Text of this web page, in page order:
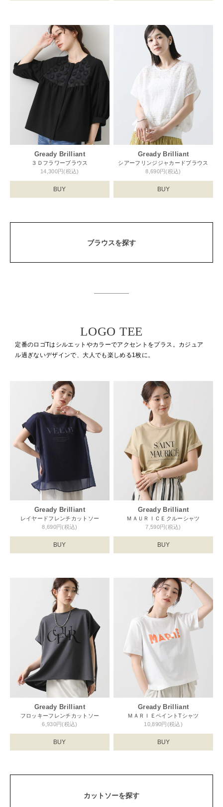
Gready Brilliant
３Ｄフラワーブラウス
14,300円(税込)
BUY
Gready Brilliant
シアーフリンジジャカードブラウス
8,690円(税込)
BUY
ブラウスを探す
LOGO TEE
定番のロゴTはシルエットやカラーでアクセントをプラス。 カジュア
ル過ぎないデザインで、大人でも楽しめる1枚に。
Gready Brilliant
レイヤードフレンチカットソー
8,690円(税込)
BUY
Gready Brilliant
ＭＡＵＲＩＣＥクルーシャツ
7,590円(税込)
BUY
Gready Brilliant
フロッキーフレンチカットソー
6,930円(税込)
BUY
Gready Brilliant
ＭＡＲＩＥペイントTシャツ
10,890円(税込)
BUY
カットソーを探す